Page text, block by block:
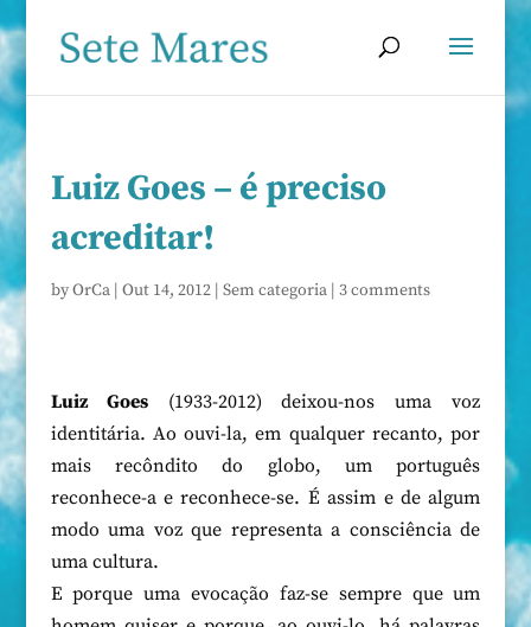
Luiz Goes – é preciso
acreditar!
byOrCa| Out 14, 2012| Sem categoria| 3 comments
Luiz Goes(1933-2012) deixou-nos uma voz
identitária. Ao ouvi-la, em qualquer recanto, por
mais recôndito do globo, um português
reconhece-a e reconhece-se. É assim e de algum
modo uma voz que representa a consciência de
uma cultura.
E porque uma evocação faz-se sempre que um